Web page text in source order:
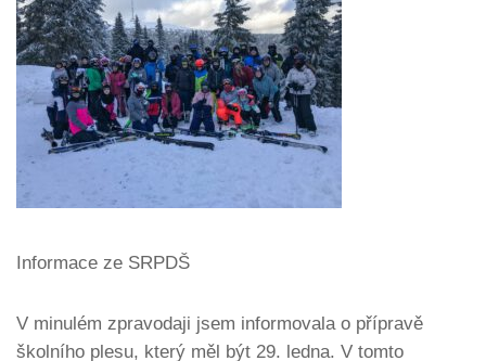
Informace ze SRPDŠ
V minulém zpravodaji jsem informovala o přípravě
školního plesu, který měl být 29. ledna. V tomto